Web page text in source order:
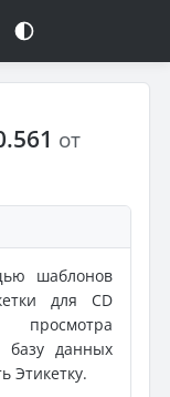
от
шаблонов
для CD
базу данных
Этикетку.